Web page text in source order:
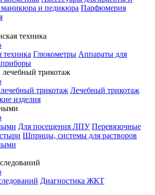
и педикюра Парфюмерия
техника
Глюкометры Аппараты для
трикотаж
трикотаж Лечебный трикотаж
изделия
Для посещения ЛПУ Перевязочные
Шприцы, системы для растворов
Диагностика ЖКТ